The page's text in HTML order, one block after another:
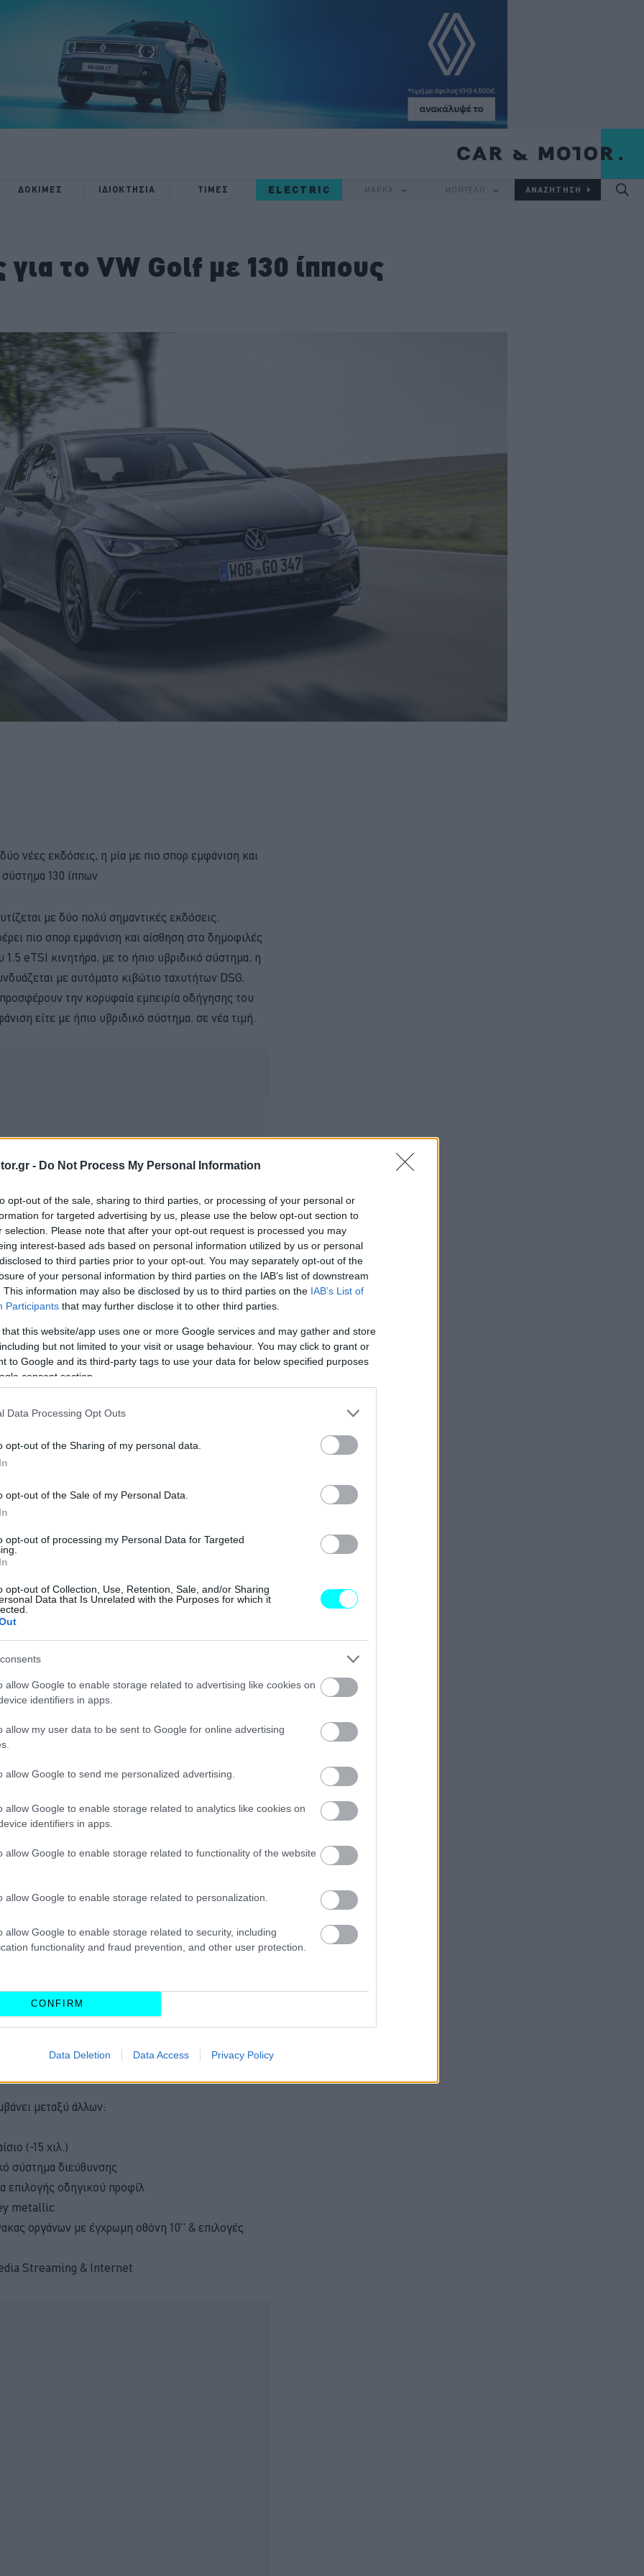
- Do Not Process My Personal Information
opt-out of the sale, sharing to third parties, or processing of your personal or
for targeted advertising by us, please use the below opt-out section to
selection. Please note that after your opt-out request is processed you may
interest-based ads based on personal information utilized by us or personal
to third parties prior to your opt-out. You may separately opt-out of the
of your personal information by third parties on the IAB’s list of downstream
This information may also be disclosed by us to third parties on the IAB’s List of
Participants that may further disclose it to other third parties.
that this website/app uses one or more Google services and may gather and store
but not limited to your visit or usage behaviour. You may click to grant or
to Google and its third-party tags to use your data for below specified purposes
consent section.
Data Processing Opt Outs
opt-out of the Sharing of my personal data.
opt-out of the Sale of my Personal Data.
opt-out of processing my Personal Data for Targeted
opt-out of Collection, Use, Retention, Sale, and/or Sharing
Data that Is Unrelated with the Purposes for which it
allow Google to enable storage related to advertising like cookies on
identifiers in apps.
allow my user data to be sent to Google for online advertising
allow Google to send me personalized advertising.
allow Google to enable storage related to analytics like cookies on
identifiers in apps.
allow Google to enable storage related to functionality of the website
allow Google to enable storage related to personalization.
allow Google to enable storage related to security, including
functionality and fraud prevention, and other user protection.
CONFIRM
Data Deletion Data Access Privacy Policy
ΔΟΚΙΜΕΣ ΙΔΙΟΚΤΗΣΙΑ ΤΙΜΕΣ ELECTRIC ΜΑΡΚΑ ΜΟΝΤΕΛΟ
το VW Golf με 130 ίππους
νέες εκδόσεις, η μία με πιο σπορ εμφάνιση και
σύστημα 130 ίππων
με δύο πολύ σημαντικές εκδόσεις.
πιο σπορ εμφάνιση και αίσθηση στο δημοφιλές
1.5 eTSI κινητήρα, με το ήπιο υβριδικό σύστημα, η
με αυτόματο κιβώτιο ταχυτήτων DSG,
την κορυφαία εμπειρία οδήγησης του
είτε με ήπιο υβριδικό σύστημα, σε νέα τιμή.
με τους κινητήρες βενζίνης 1.5 TSI ACT
Διακρίνεται από εντυπωσιακή σπορ σχεδίαση και
η έκδοση R-Line διαθέτει σπορ προφυλακτήρες,
γυαλιστερό χρώμα, απολήξεις εξάτμισης σε
τα φτερά.
BUY NOW
ΚΑΥΣΑΕΡΙΩΝ; ΚΛΕΙΣΕ ΡΑΝΤΕΒΟΥ
FABIA ME 119 ΕΥΡΩ ΤΟ ΜΗΝΑ
"TESLA" ΠΟΥ ΗΡΘΑΝ ΣΤΗΝ ΕΛΛΑΔΑ
με χειριστήρια αφής και διάτρητο δέρμα, τα
προσκέφαλα, η επένδυση με
R, η επένδυση της οροφής σε μαύρο
και ειδικά γραφικά R στην οθόνη του
Pro.
μεταξύ άλλων:
(-15 χιλ.)
σύστημα διεύθυνσης
οδηγικού προφίλ
metallic
οργάνων με έγχρωμη οθόνη 10'' & επιλογές
Streaming & Internet